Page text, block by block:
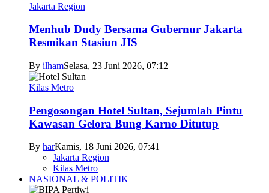
Jakarta Region
Menhub Dudy Bersama Gubernur Jakarta
Resmikan Stasiun JIS
By ilhamSelasa, 23 Juni 2026, 07:12
Kilas Metro
Pengosongan Hotel Sultan, Sejumlah Pintu
Kawasan Gelora Bung Karno Ditutup
By harKamis, 18 Juni 2026, 07:41
Jakarta Region
Kilas Metro
NASIONAL & POLITIK